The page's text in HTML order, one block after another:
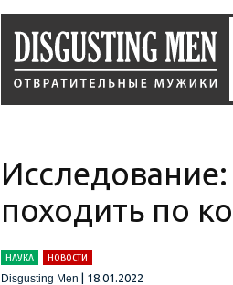
походить по
НАУКА
НОВОСТИ
Disgusting Men
18.01.2022